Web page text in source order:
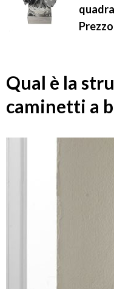
Qual è la
caminetti a